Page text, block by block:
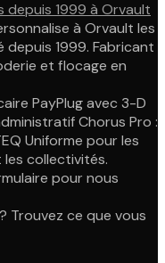
depuis 1999 à Orvault
à Orvault les
1999. Fabricant
et flocage en
PayPlug avec 3-D
Chorus Pro :
Uniforme pour les
collectivités.
pour nous
Trouvez ce que vous